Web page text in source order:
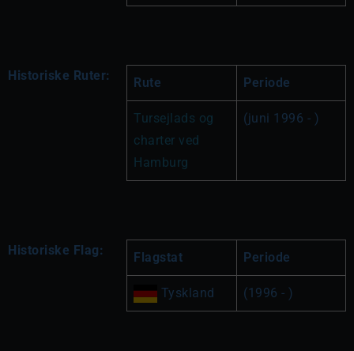
Historiske Ruter: Rute Periode
Tursejlads og
charter ved
Hamburg
(juni 1996 - )
Historiske Flag: Flagstat Periode
Tyskland (1996 - )